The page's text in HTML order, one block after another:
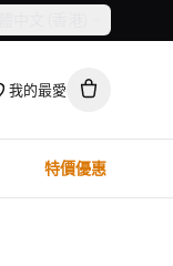
香港）
我的最愛
特價優惠